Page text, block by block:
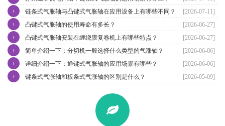
[2026-07-11]
链条式气胀轴与凸键式气胀轴在应用设备上有哪些不同？
›
[2026-06-27]
凸键式气胀轴的使用寿命有多长？
›
[2026-06-27]
凸键式气胀轴安装在缠绕膜复卷机上有哪些特点？
›
[2026-06-06]
简单介绍一下：分切机一般选择什么类型的气涨轴？
›
[2026-06-06]
详细介绍一下：通键式气胀轴的应用场景有哪些？
›
[2026-05-09]
键条式气涨轴和板条式气涨轴的区别是什么？
›